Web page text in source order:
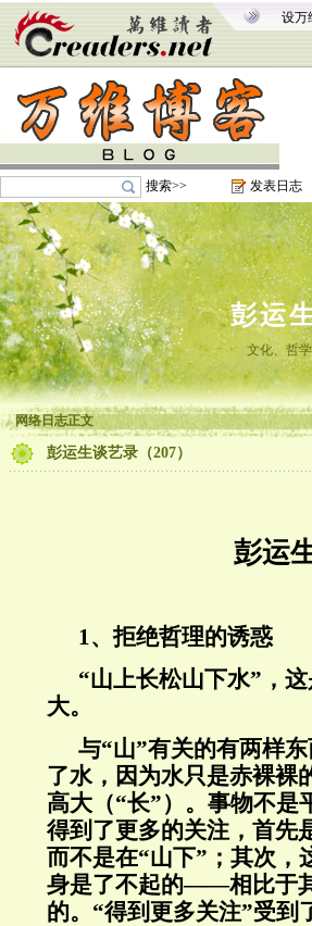
设万
搜索>> 发表日志
彭运
文化、哲
网络日志正文
彭运生谈艺录（207）
彭运
1、拒绝哲理的诱惑
“山上长松山下水”，
大。
与“山”有关的有两样
了水，因为水只是赤裸
高大（“长”）。事物不是
得到了更多的关注，首
而不是在“山下”；其次，
身是了不起的——相比于
的。“得到更多关注”受到